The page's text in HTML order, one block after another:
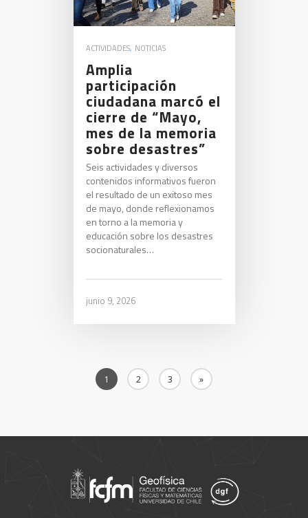
ACTIVIDADES, NOTICIAS
Amplia
participación
ciudadana marcó el
cierre de “Mayo,
mes de la memoria
sobre desastres”
Seis actividades y diversos
contenidos informativos fueron
el resultado de un exitoso mes
de mayo, donde reflexionamos
en torno a la memoria y
educación sobre los desastres
socionaturales…
junio 9, 2026
1 2 3 »